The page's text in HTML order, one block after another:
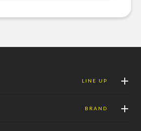
LINE UP
BRAND